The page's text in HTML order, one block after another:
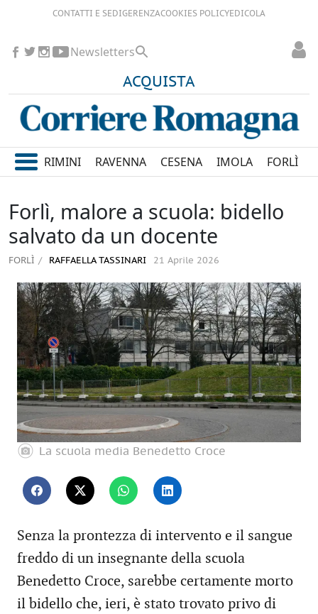
CONTATTI E SEDIGERENZACOOKIES POLICYEDICOLA
ACQUISTA
Newsletters
RIMINI RAVENNA CESENA IMOLA FORLÌ
Forlì, malore a scuola: bidello
salvato da un docente
FORLÌ RAFFAELLA TASSINARI 21 Aprile 2026
La scuola media Benedetto Croce
Senza la prontezza di intervento e il sangue
freddo di un insegnante della scuola
Benedetto Croce, sarebbe certamente morto
il bidello che, ieri, è stato trovato privo di